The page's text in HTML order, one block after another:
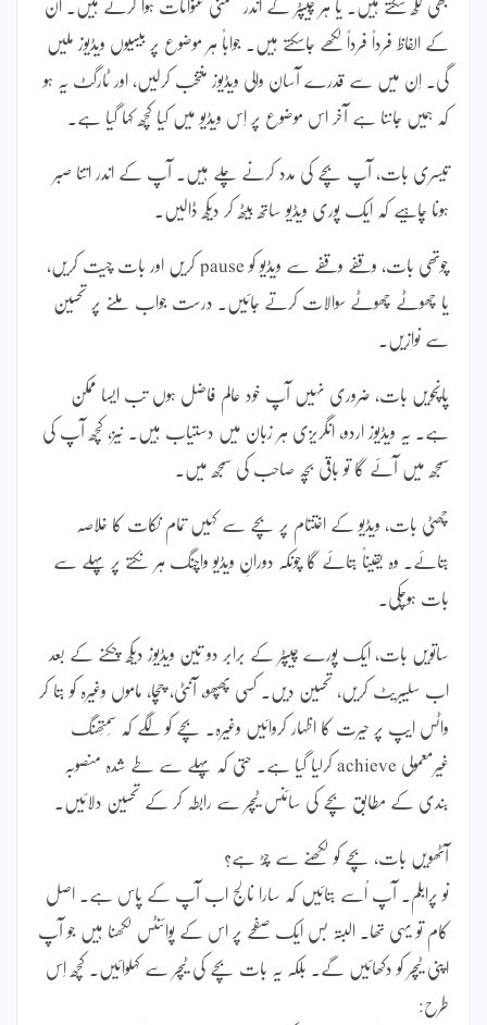
بھی لکھ سکتے ہیں۔ یا ہر چیپٹر کے اندر ضمنی عنوانات ہوا کرتے ہیں۔ اُن
کے الفاظ فرداً فرداً لکھے جاسکتے ہیں۔ جواباً ہر موضوع پر بیسیوں ویڈیوز ملیں
گی۔ اِن میں سے قدرے آسان والی ویڈیوز منتخب کرلیں، اور ٹارگٹ یہ ہو
کہ ہمیں جاننا ہے آخر اس موضوع پر اِس ویڈیو میں کیا کچھ کہا گیا ہے۔
تیسری بات، آپ بچے کی مدد کرنے چلے ہیں۔ آپ کے اندر اتنا صبر
ہونا چاہیے کہ ایک پوری ویڈیو ساتھ بیٹھ کر دیکھ ڈالیں۔
چوتھی بات، وقفے وقفے سے ویڈیو کو pause کریں اور بات چیت کریں،
یا چھوٹے چھوٹے سوالات کرتے جائیں۔ درست جواب ملنے پر تحسین
سے نوازیں۔
پانچویں بات، ضروری نہیں آپ خود عالم فاضل ہوں تب ایسا ممکن
ہے۔ یہ ویڈیوز اردو، انگریزی ہر زبان میں دستیاب ہیں۔ نیز، کچھ آپ کی
سمجھ میں آئے گا تو باقی بچہ صاحب کی سمجھ میں۔
چھٹی بات، ویڈیو کے اختتام پر بچے سے کہیں تمام نکات کا خلاصہ
بتائے۔ وہ یقیناً بتائے گا چونکہ دورانِ ویڈیو واچِنگ ہر نکتے پر پہلے سے
بات ہوچکی۔
ساتویں بات، ایک پورے چیپٹر کے برابر دو تین ویڈیوز دیکھ چکنے کے بعد
اب سلیبریٹ کریں، تحسین دیں۔ کسی پھپھو، آنٹی، چچا، ماموں وغیرہ کو بتا کر
واٹس ایپ پر حیرت کا اظہار کروائیں وغیرہ۔ بچے کو لگے کہ سَمتِھنگ
غیرمعمولی achieve کرلیا گیا ہے۔ حتی کہ پہلے سے طے شدہ منصوبہ
بندی کے مطابق بچے کی سائنس ٹیچر سے رابطہ کر کے تحسین دلائیں۔
آٹھویں بات، بچے کو لکھنے سے چِڑ ہے؟
نو پرابلم۔ آپ اُسے بتائیں کہ سارا نالج اب آپ کے پاس ہے۔ اصل
کام تو یہی تھا۔ البتہ بس ایک صفحے پر اس کے پوائنٹس لکھنا ہیں جو آپ
اپنی ٹیچر کو دکھائیں گے۔ بلکہ یہ بات بچے کی ٹیچر سے کہلوائیں۔ کچھ اِس
طرح: